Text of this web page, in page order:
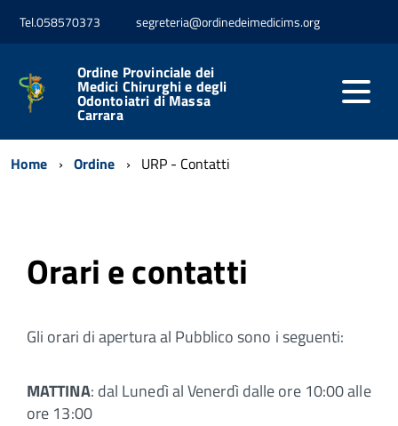
Tel.058570373 segreteria@ordinedeimedicims.org
Ordine Provinciale dei
Medici Chirurghi e degli
Odontoiatri di Massa
Carrara
Home Ordine URP - Contatti
Orari e contatti
Gli orari di apertura al Pubblico sono i seguenti:
MATTINA: dal Lunedì al Venerdì dalle ore 10:00 alle
ore 13:00